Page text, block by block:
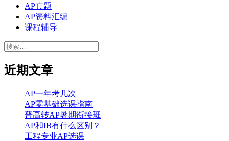
AP真题
AP资料汇编
课程辅导
搜
近期文章
AP一年考几次
AP零基础选课指南
普高转AP暑期衔接班
AP和IB有什么区别？
工程专业AP选课